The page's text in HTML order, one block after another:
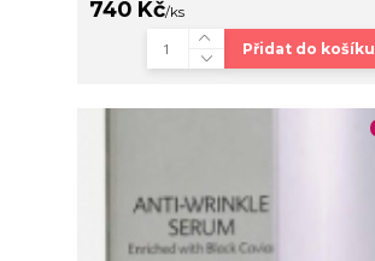
740 Kč/ks
Přidat do košíku